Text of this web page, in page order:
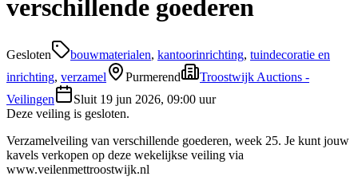
verschillende goederen
Gesloten bouwmaterialen, kantoorinrichting, tuindecoratie en
inrichting, verzamel Purmerend
Troostwijk Auctions -
Veilingen
Sluit 19 jun 2026, 09:00 uur
Deze veiling is gesloten.
Verzamelveiling van verschillende goederen, week 25. Je kunt jouw
kavels verkopen op deze wekelijkse veiling via
www.veilenmettroostwijk.nl